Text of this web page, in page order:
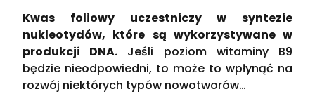
Kwas foliowy uczestniczy w syntezie
nukleotydów, które są wykorzystywane w
produkcji DNA. Jeśli poziom witaminy B9
będzie nieodpowiedni, to może to wpłynąć na
rozwój niektórych typów nowotworów…